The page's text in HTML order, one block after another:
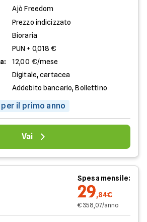
Ajò Freedom
Prezzo indicizzato
Bioraria
PUN + 0,018 €
12,00 €/mese
Digitale, cartacea
Addebito bancario, Bollettino
il primo anno
Vai
Spesa mensile:
29,84€
€ 358,07/anno